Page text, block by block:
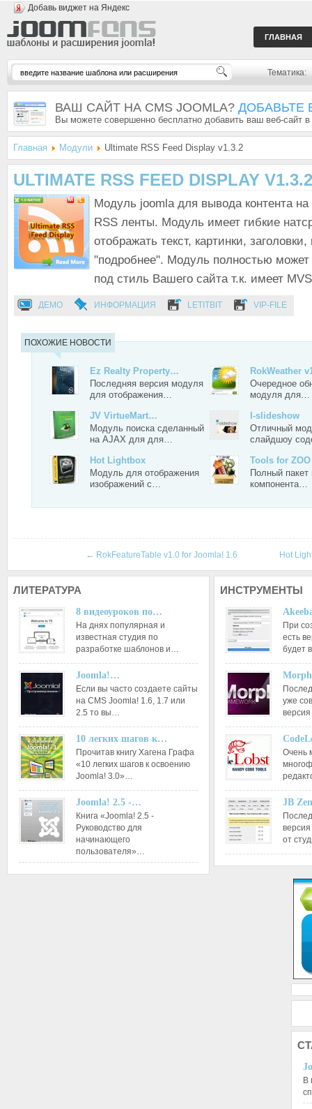
Добавь виджет на Яндекс
ГЛАВНАЯ
Тематика:
ВАШ САЙТ НА CMS JOOMLA? ДОБАВЬТЕ
Вы можете совершенно бесплатно добавить ваш веб-сайт
Главная Модули Ultimate RSS Feed Display v1.3.2
ULTIMATE RSS FEED DISPLAY V1.3.2
Модуль joomla для вывода контента
RSS ленты. Модуль имеет гибкие
отображать текст, картинки, заголовки,
"подробнее". Модуль полностью может
под стиль Вашего сайта т.к. имеет MVS
ДЕМО ИНФОРМАЦИЯ LETITBIT VIP-FILE
ПОХОЖИЕ НОВОСТИ
Ez Realty Property…
Последняя версия модуля
для отображения…
RokWeather
Очередное
модуля для…
JV VirtueMart…
Модуль поиска сделанный
на AJAX для для…
I-slideshow
Отличный
слайдшоу
Hot Lightbox
Модуль для отображения
изображений с…
Tools for ZOO
Полный
компонента…
← RokFeatureTable v1.0 for Joomla! 1.6 Hot
ЛИТЕРАТУРА
8 видеоуроков по…
На днях популярная и
известная студия по
разработке шаблонов и…
Joomla!…
Если вы часто создаете сайты
на CMS Joomla! 1.6, 1.7 или
2.5 то вы…
10 легких шагов к…
Прочитав книгу Хагена Графа
«10 легких шагов к освоению
Joomla! 3.0»…
Joomla! 2.5 -…
Книга «Joomla! 2.5 -
Руководство для
начинающего
пользователя»…
ИНСТРУМЕНТЫ
При
есть
будет
уже
Очень
JB
от
В